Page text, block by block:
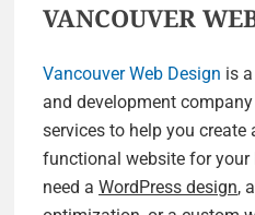
VANCOUVER
Vancouver Web Design is
and development
services to help you create
functional website for your
need a WordPress design,